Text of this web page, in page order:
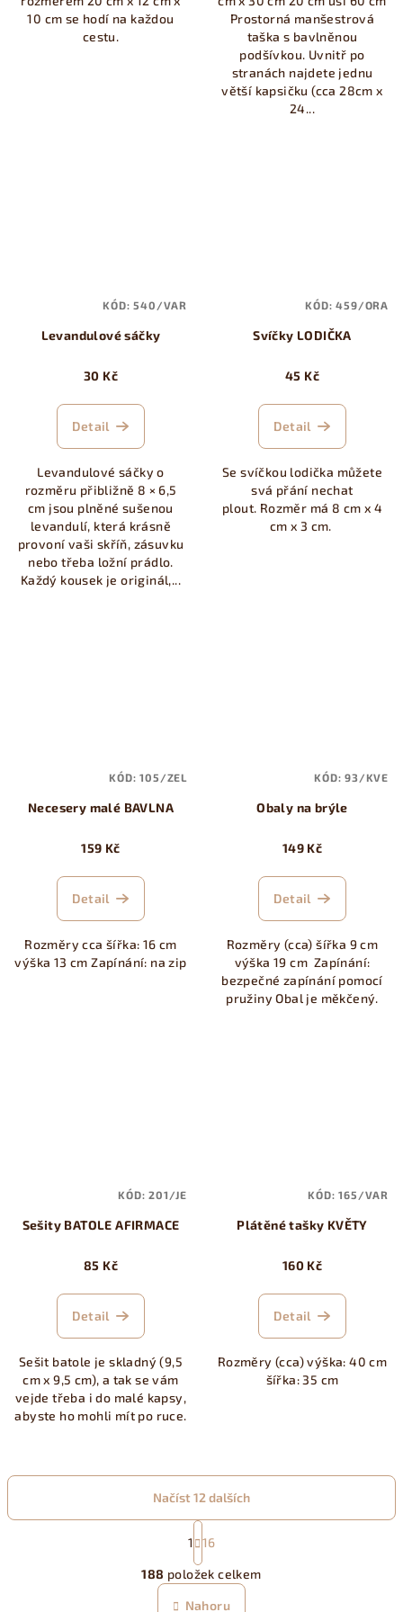
10 cm se hodí na každou
cestu.
Prostorná manšestrová
taška s bavlněnou
podšívkou. Uvnitř po
stranách najdete jednu
větší kapsičku (cca 28cm x
24...
Levandulové sáčky
30 Kč
Detail
Levandulové sáčky o
rozměru přibližně 8 × 6,5
cm jsou plněné sušenou
levandulí, která krásně
provoní vaši skříň, zásuvku
nebo třeba ložní prádlo.
Každý kousek je originál,...
KÓD:540/VAR
Svíčky LODIČKA
45 Kč
Detail
Se svíčkou lodička můžete
svá přání nechat
plout. Rozměr má 8 cm x 4
cm x 3 cm.
KÓD:459/ORA
Necesery malé BAVLNA
159 Kč
Detail
Rozměry cca šířka: 16 cm
výška 13 cm Zapínání: na zip
KÓD:105/ZEL
Obaly na brýle
149 Kč
Detail
Rozměry (cca) šířka 9 cm
výška 19 cm Zapínání:
bezpečné zapínání pomocí
pružiny Obal je měkčený.
KÓD:93/KVE
Sešity BATOLE AFIRMACE
85 Kč
Detail
Sešit batole je skladný (9,5
cm x 9,5 cm), a tak se vám
vejde třeba i do malé kapsy,
abyste ho mohli mít po ruce.
KÓD:201/JE
Plátěné tašky KVĚTY
160 Kč
Detail
Rozměry (cca) výška: 40 cm
šířka: 35 cm
KÓD:165/VAR
O
v
l
Načíst 12 dalších
S
t
r
á
n
1 16
188 položek celkem
Nahoru